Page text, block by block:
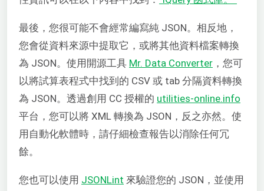
最後，您很可能不會經常編寫純 JSON。相反地，
您會從資料來源中提取它，或將其他資料檔案轉換
為 JSON。使用開源工具 Mr. Data Converter ，您可
以將試算表程式中找到的 CSV 或 tab 分隔資料轉換
為 JSON。透過創用 CC 授權的 utilities-online.info
平台，您可以將 XML 轉換為 JSON，反之亦然。使
用自動化軟體時，請仔細檢查報告以消除任何冗
餘。
您也可以使用 JSONLint 來驗證您的 JSON，並使用